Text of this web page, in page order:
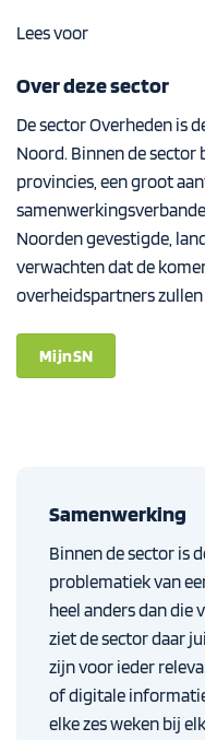
Lees voor
Over deze sector
De sector Overheden is
Noord. Binnen de
provincies, een groot
Noorden gevestigde,
verwachten dat de
overheidspartners
MijnSN
Samenwerking
Binnen de sector is
problematiek van
heel anders dan die
ziet de sector daar
zijn voor ieder
of digitale
elke zes weken bij